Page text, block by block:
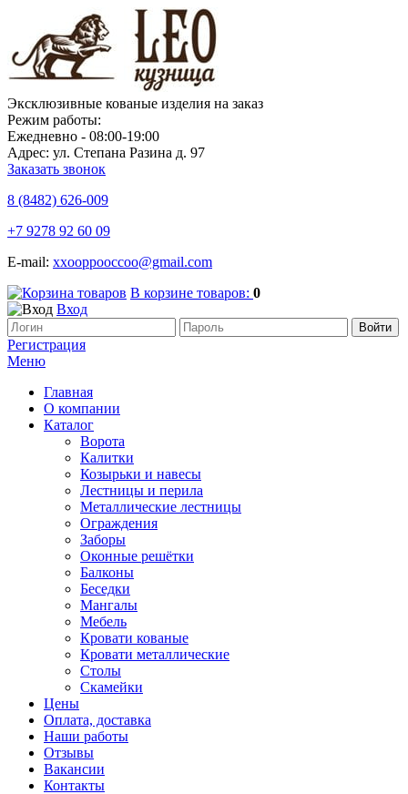
Эксклюзивные кованые изделия на заказ
Режим работы:
Ежедневно - 08:00-19:00
Адрес: ул. Степана Разина д. 97
Заказать звонок
8 (8482) 626-009
+7 9278 92 60 09
E-mail: xxooppooccoo@gmail.com
В корзине товаров: 0
Вход
Регистрация
Меню
Главная
О компании
Каталог
Ворота
Калитки
Козырьки и навесы
Лестницы и перила
Металлические лестницы
Ограждения
Заборы
Оконные решётки
Балконы
Беседки
Мангалы
Мебель
Кровати кованые
Кровати металлические
Столы
Скамейки
Цены
Оплата, доставка
Наши работы
Отзывы
Вакансии
Контакты